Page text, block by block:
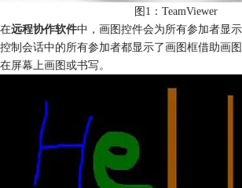
图1：TeamViewer
在远程协作软件中，画图控件会为所有参加者显
控制会话中的所有参加者都显示了画图框借助画
在屏幕上画图或书写。